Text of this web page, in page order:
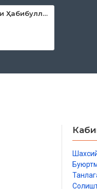
Раҳматуллоҳ қори Ҳабибуллоҳ ўғли «Жумъа мавъизалари» 4-диск (МР3)